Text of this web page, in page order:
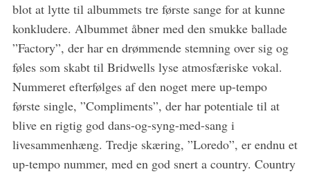
blot at lytte til albummets tre første sange for at kunne
konkludere. Albummet åbner med den smukke ballade
”Factory”, der har en drømmende stemning over sig og
føles som skabt til Bridwells lyse atmosfæriske vokal.
Nummeret efterfølges af den noget mere up-tempo
første single, ”Compliments”, der har potentiale til at
blive en rigtig god dans-og-syng-med-sang i
livesammenhæng. Tredje skæring, ”Loredo”, er endnu et
up-tempo nummer, med en god snert a country. Country